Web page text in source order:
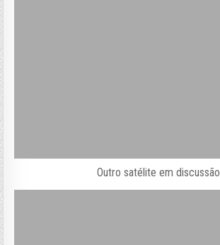
Outro satélite em discussão